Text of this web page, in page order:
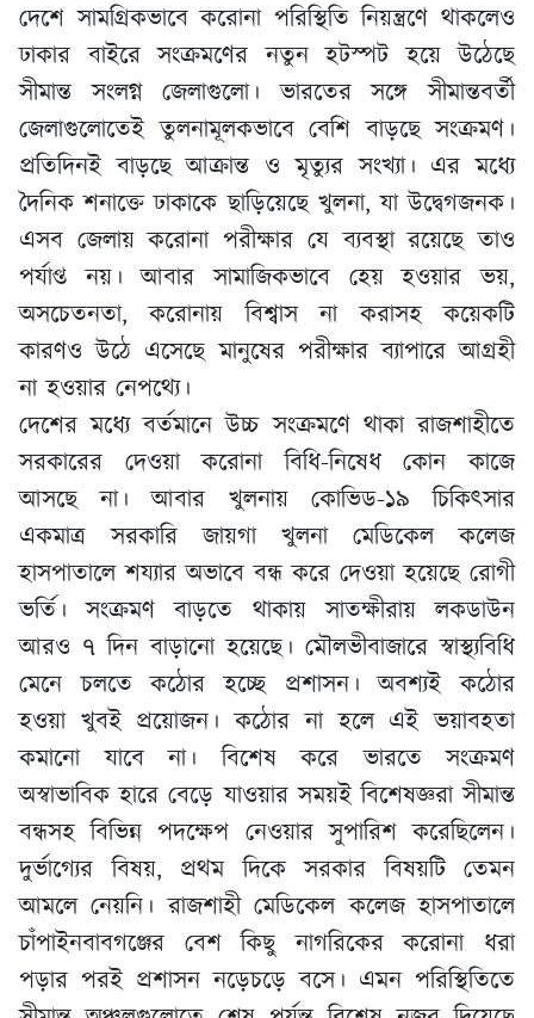
দেশে সামগ্রিকভাবে করোনা পরিস্থিতি নিয়ন্ত্রণে থাকলেও
ঢাকার বাইরে সংক্রমণের নতুন হটস্পট হয়ে উঠেছে
সীমান্ত সংলগ্ন জেলাগুলো। ভারতের সঙ্গে সীমান্তবর্তী
জেলাগুলোতেই তুলনামূলকভাবে বেশি বাড়ছে সংক্রমণ।
প্রতিদিনই বাড়ছে আক্রান্ত ও মৃত্যুর সংখ্যা। এর মধ্যে
দৈনিক শনাক্তে ঢাকাকে ছাড়িয়েছে খুলনা, যা উদ্বেগজনক।
এসব জেলায় করোনা পরীক্ষার যে ব্যবস্থা রয়েছে তাও
পর্যাপ্ত নয়। আবার সামাজিকভাবে হেয় হওয়ার ভয়,
অসচেতনতা, করোনায় বিশ্বাস না করাসহ কয়েকটি
কারণও উঠে এসেছে মানুষের পরীক্ষার ব্যাপারে আগ্রহী
না হওয়ার নেপথ্যে।
দেশের মধ্যে বর্তমানে উচ্চ সংক্রমণে থাকা রাজশাহীতে
সরকারের দেওয়া করোনা বিধি-নিষেধ কোন কাজে
আসছে না। আবার খুলনায় কোভিড-১৯ চিকিৎসার
একমাত্র সরকারি জায়গা খুলনা মেডিকেল কলেজ
হাসপাতালে শয্যার অভাবে বন্ধ করে দেওয়া হয়েছে রোগী
ভর্তি। সংক্রমণ বাড়তে থাকায় সাতক্ষীরায় লকডাউন
আরও ৭ দিন বাড়ানো হয়েছে। মৌলভীবাজারে স্বাস্থ্যবিধি
মেনে চলতে কঠোর হচ্ছে প্রশাসন। অবশ্যই কঠোর
হওয়া খুবই প্রয়োজন। কঠোর না হলে এই ভয়াবহতা
কমানো যাবে না। বিশেষ করে ভারতে সংক্রমণ
অস্বাভাবিক হারে বেড়ে যাওয়ার সময়ই বিশেষজ্ঞরা সীমান্ত
বন্ধসহ বিভিন্ন পদক্ষেপ নেওয়ার সুপারিশ করেছিলেন।
দুর্ভাগ্যের বিষয়, প্রথম দিকে সরকার বিষয়টি তেমন
আমলে নেয়নি। রাজশাহী মেডিকেল কলেজ হাসপাতালে
চাঁপাইনবাবগঞ্জের বেশ কিছু নাগরিকের করোনা ধরা
পড়ার পরই প্রশাসন নড়েচড়ে বসে। এমন পরিস্থিতিতে